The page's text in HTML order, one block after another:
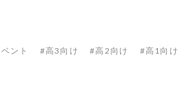
ント #高3向け #高2向け #高1向け